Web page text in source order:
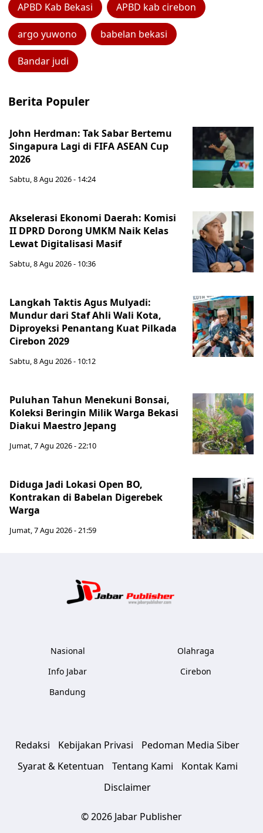
APBD Kab Bekasi APBD kab cirebon
argo yuwono babelan bekasi
Bandar judi
Berita Populer
John Herdman: Tak Sabar Bertemu
Singapura Lagi di FIFA ASEAN Cup
2026
Sabtu, 8 Agu 2026 - 14:24
Akselerasi Ekonomi Daerah: Komisi
II DPRD Dorong UMKM Naik Kelas
Lewat Digitalisasi Masif
Sabtu, 8 Agu 2026 - 10:36
Langkah Taktis Agus Mulyadi:
Mundur dari Staf Ahli Wali Kota,
Diproyeksi Penantang Kuat Pilkada
Cirebon 2029
Sabtu, 8 Agu 2026 - 10:12
Puluhan Tahun Menekuni Bonsai,
Koleksi Beringin Milik Warga Bekasi
Diakui Maestro Jepang
Jumat, 7 Agu 2026 - 22:10
Diduga Jadi Lokasi Open BO,
Kontrakan di Babelan Digerebek
Warga
Jumat, 7 Agu 2026 - 21:59
Nasional
Info Jabar
Bandung
Olahraga
Cirebon
Redaksi Kebijakan Privasi
Pedoman Media Siber
Syarat & Ketentuan
Tentang Kami
Kontak Kami
Disclaimer
© 2026 Jabar Publisher